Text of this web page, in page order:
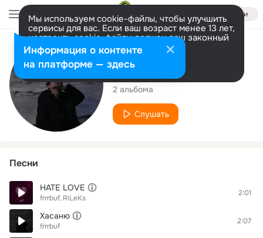
Войти
Мы используем cookie-файлы, чтобы улучшить
сервисы для вас. Если ваш возраст менее 13 лет,
настроить cookie-файлы должен ваш законный
представитель. Больше информации
Разрешить все Настроить
Исполнитель
frrrbuf
2 альбома
Слушать
Песни
HATE LOVE
frrrbuf RiLeKs
2:01
Хасаню
frrrbuf
2:07
Информация о контенте
на платформе — здесь